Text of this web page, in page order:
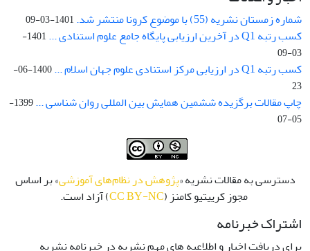
شماره زمستان نشریه (55) با موضوع کرونا منتشر شد. 1401-03-09
کسب رتبه Q1 در آخرین ارزیابی پایگاه جامع علوم استنادی ...
1401-
03-09
کسب رتبه Q1 در ارزیابی مرکز استنادی علوم جهان اسلام ...
1400-06-
23
چاپ مقالات برگزیده ششمین همایش بین المللی روان شناسی ...
1399-
05-07
دسترسی به مقالات نشریه «پژوهش در نظام‌های آموزشی» بر اساس
مجوز کرییتیو کامنز (CC BY-NC) آزاد است.
اشتراک خبرنامه
برای دریافت اخبار و اطلاعیه های مهم نشریه در خبرنامه نشریه